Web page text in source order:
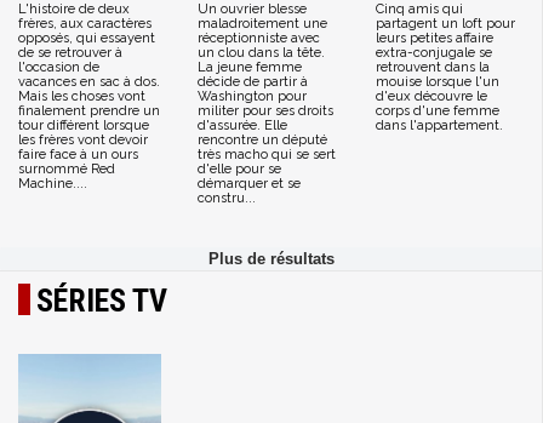
L'histoire de deux
frères, aux caractères
opposés, qui essayent
de se retrouver à
l'occasion de
vacances en sac à dos.
Mais les choses vont
finalement prendre un
tour différent lorsque
les frères vont devoir
faire face à un ours
surnommé Red
Machine....
Un ouvrier blesse
maladroitement une
réceptionniste avec
un clou dans la tête.
La jeune femme
décide de partir à
Washington pour
militer pour ses droits
d'assurée. Elle
rencontre un député
très macho qui se sert
d'elle pour se
démarquer et se
constru...
Cinq amis qui
partagent un loft pour
leurs petites affaire
extra-conjugale se
retrouvent dans la
mouise lorsque l'un
d'eux découvre le
corps d'une femme
dans l'appartement.
SÉRIES TV